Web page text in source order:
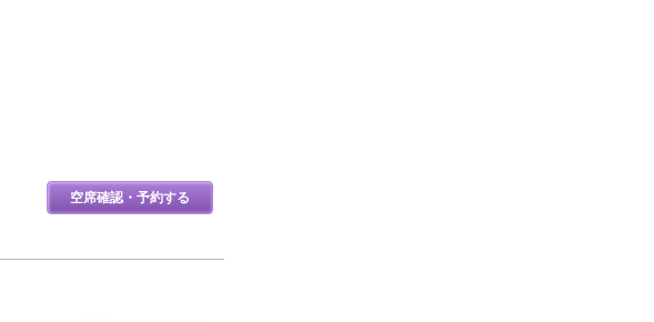
空席確認・予約する